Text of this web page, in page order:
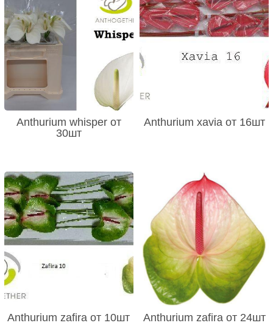
Anthurium whisper от
30шт
Anthurium xavia от 16шт
Anthurium zafira от 10шт Anthurium zafira от 24шт